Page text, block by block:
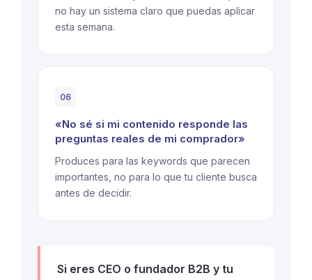
no hay un sistema claro que puedas aplicar
esta semana.
06
«No sé si mi contenido responde las
preguntas reales de mi comprador»
Produces para las keywords que parecen
importantes, no para lo que tu cliente busca
antes de decidir.
Si eres CEO o fundador B2B y tu